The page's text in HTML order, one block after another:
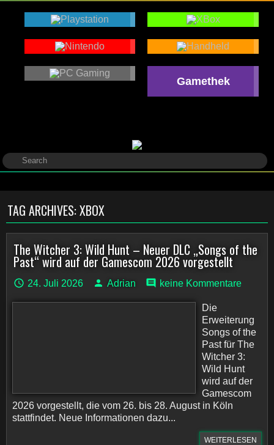
Gamethek
TAG ARCHIVES:XBOX
The Witcher 3: Wild Hunt – Neuer DLC „Songs of the
Past“ wird auf der Gamescom 2026 vorgestellt
24. Juli 2026 Adrian keine Kommentare
Die
Erweiterung
Songs of the
Past für The
Witcher 3:
Wild Hunt
wird auf der
Gamescom
2026 vorgestellt, die vom 26. bis 28. August in Köln
stattfindet. Neue Informationen dazu...
WEITERLESEN